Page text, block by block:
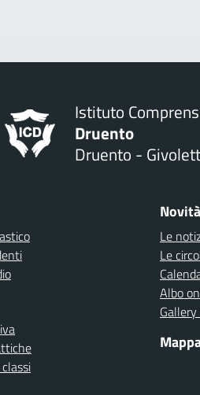
Istituto
Druento
Druento -
Novità
Le
Le
Albo